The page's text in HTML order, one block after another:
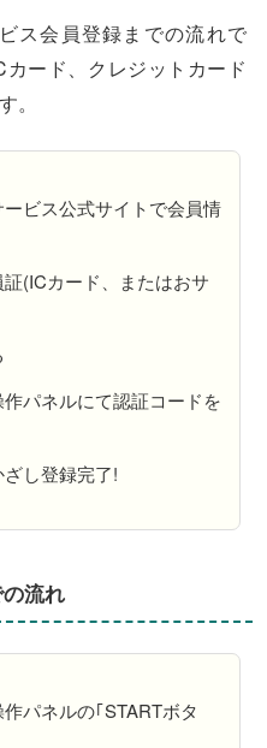
ス会員登録までの流れで
ード、クレジットカード
。
ビス公式サイトで会員情
(ICカード、またはおサ
パネルにて認証コードを
し登録完了!
流れ
パネルの｢STARTボタ